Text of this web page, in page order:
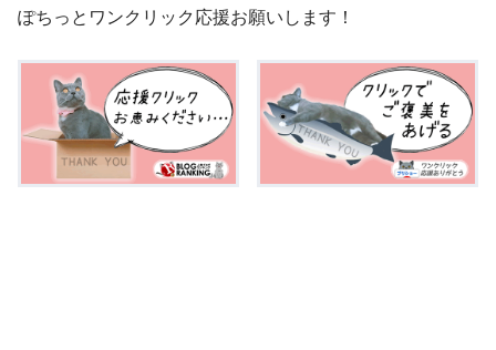
ぽちっとワンクリック応援お願いします！